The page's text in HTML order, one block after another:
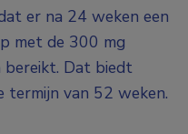
er na 24 weken een
met de 300 mg
bereikt. Dat biedt
termijn van 52 weken.